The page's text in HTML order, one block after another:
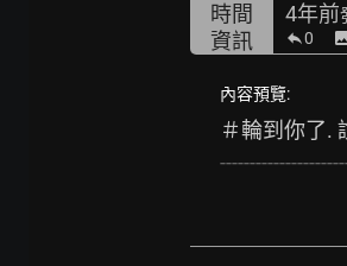
時間
4年前
資訊 0
內容預覽:
＃輪到你了.